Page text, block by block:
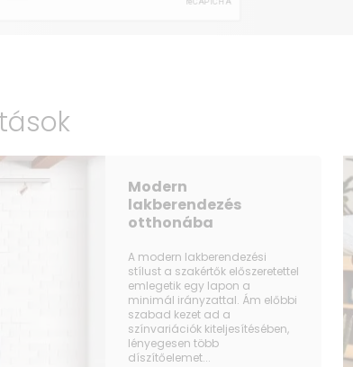
Teljes
Nettó
Termék
Magasság
Termék
Termék
Modern
lakberendezés
otthonába
A modern lakberendezési
stílust a szakértők előszeretettel
emlegetik egy lapon a
minimál irányzattal. Ám előbbi
szabad kezet ad a
színvariációk kiteljesítésében,
lényegesen több
díszítőelemet...